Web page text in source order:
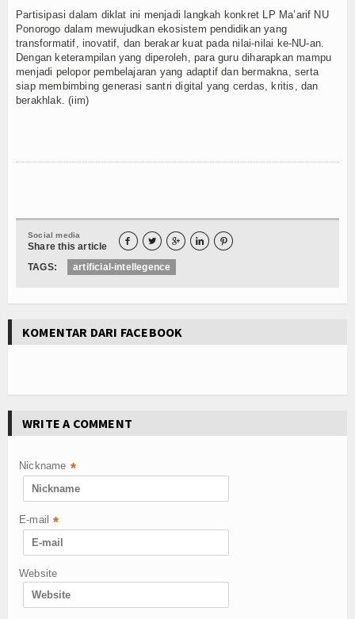
Partisipasi dalam diklat ini menjadi langkah konkret LP Ma’arif NU
Ponorogo dalam mewujudkan ekosistem pendidikan yang
transformatif, inovatif, dan berakar kuat pada nilai-nilai ke-NU-an.
Dengan keterampilan yang diperoleh, para guru diharapkan mampu
menjadi pelopor pembelajaran yang adaptif dan bermakna, serta
siap membimbing generasi santri digital yang cerdas, kritis, dan
berakhlak. (iim)
Social media
Share this article     
TAGS: artificial-intellegence
KOMENTAR DARI FACEBOOK
WRITE A COMMENT
Nickname *
E-mail *
Website